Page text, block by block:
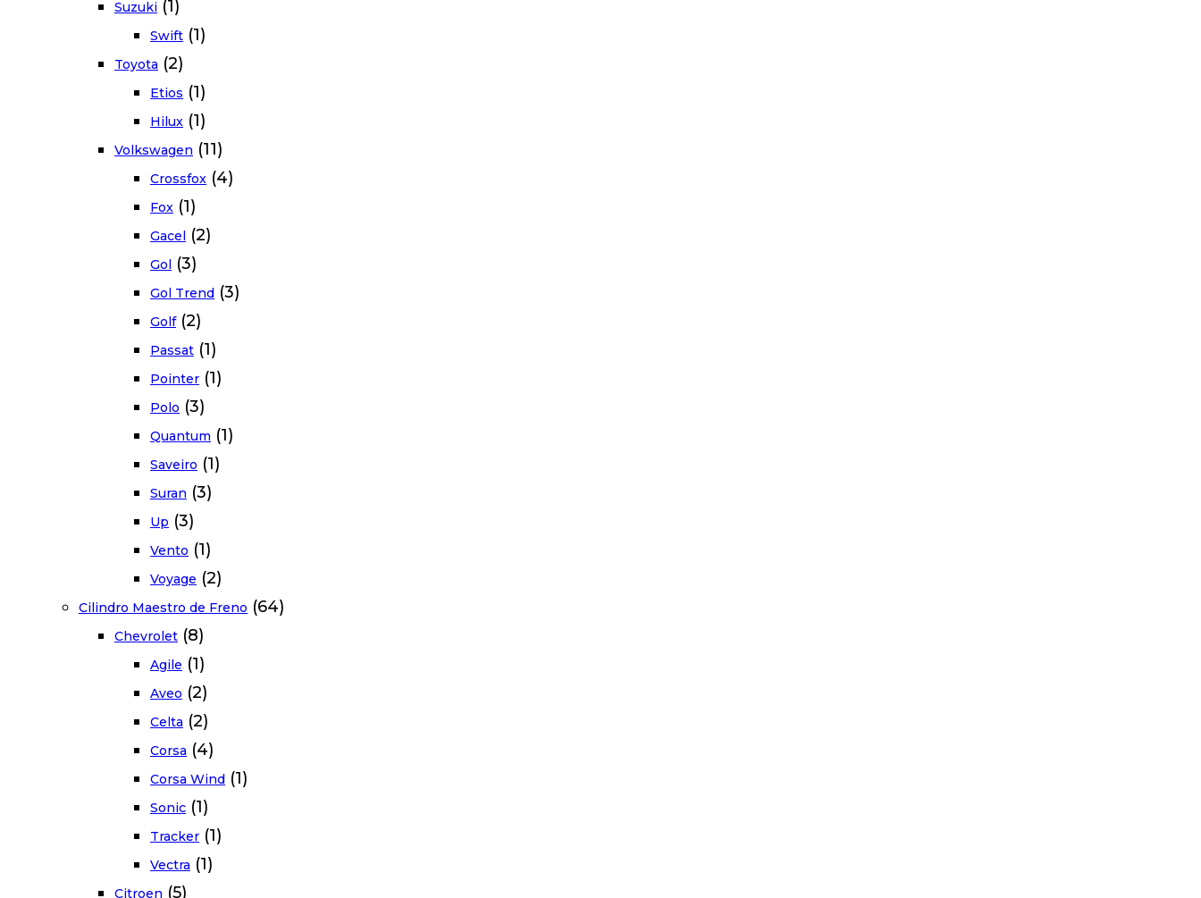
Suzuki (1)
Swift (1)
Toyota (2)
Etios (1)
Hilux (1)
Volkswagen (11)
Crossfox (4)
Fox (1)
Gacel (2)
Gol (3)
Gol Trend (3)
Golf (2)
Passat (1)
Pointer (1)
Polo (3)
Quantum (1)
Saveiro (1)
Suran (3)
Up (3)
Vento (1)
Voyage (2)
Cilindro Maestro de Freno (64)
Chevrolet (8)
Agile (1)
Aveo (2)
Celta (2)
Corsa (4)
Corsa Wind (1)
Sonic (1)
Tracker (1)
Vectra (1)
Citroen (5)